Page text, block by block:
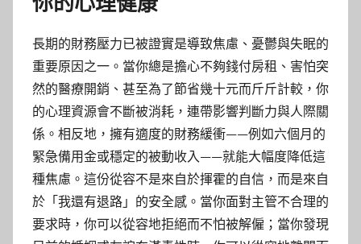
長期的財務壓力已被證實是導致焦慮、憂鬱與失眠的
重要原因之一。當你總是擔心不夠錢付房租、害怕突
然的醫療開銷、甚至為了節省幾十元而斤斤計較，你
的心理資源會不斷被消耗，連帶影響判斷力與人際關
係。相反地，擁有適度的財務緩衝——例如六個月的
緊急備用金或穩定的被動收入——就能大幅度降低這
種焦慮。這份從容不是來自於揮霍的自信，而是來自
於「我還有退路」的安全感。當你面對主管不合理的
要求時，你可以從容地拒絕而不怕被解僱；當你發現